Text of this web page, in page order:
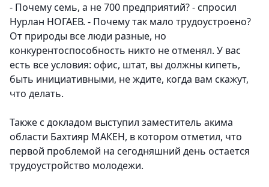
- Почему семь, а не 700 предприятий? - спросил
Нурлан НОГАЕВ. - Почему так мало трудоустроено?
От природы все люди разные, но
конкурентоспособность никто не отменял. У вас
есть все условия: офис, штат, вы должны кипеть,
быть инициативными, не ждите, когда вам скажут,
что делать.
Также с докладом выступил заместитель акима
области Бахтияр МАКЕН, в котором отметил, что
первой проблемой на сегодняшний день остается
трудоустройство молодежи.